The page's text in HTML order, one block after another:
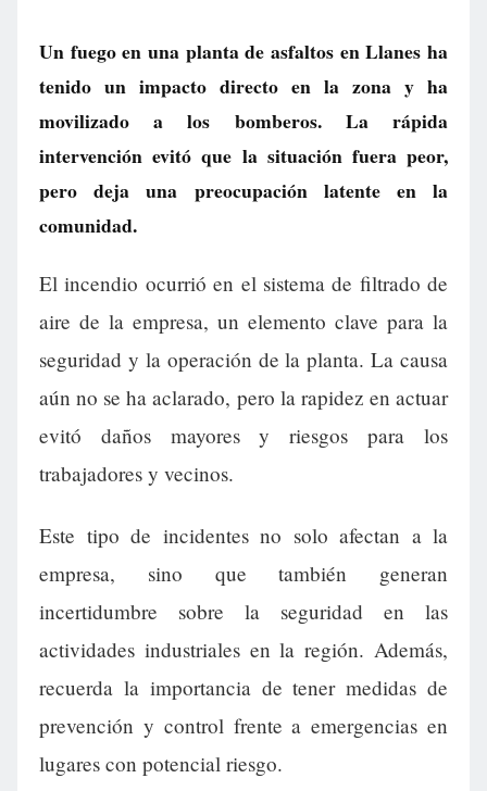
Un fuego en una planta de asfaltos en Llanes ha
tenido un impacto directo en la zona y ha
movilizado a los bomberos. La rápida
intervención evitó que la situación fuera peor,
pero deja una preocupación latente en la
comunidad.
El incendio ocurrió en el sistema de filtrado de
aire de la empresa, un elemento clave para la
seguridad y la operación de la planta. La causa
aún no se ha aclarado, pero la rapidez en actuar
evitó daños mayores y riesgos para los
trabajadores y vecinos.
Este tipo de incidentes no solo afectan a la
empresa, sino que también generan
incertidumbre sobre la seguridad en las
actividades industriales en la región. Además,
recuerda la importancia de tener medidas de
prevención y control frente a emergencias en
lugares con potencial riesgo.